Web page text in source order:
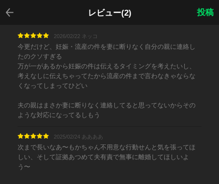
レビュー(2)
戻る
投稿
2026/02/22 ネッコ
今更だけど、妊娠・流産の件を妻に断りなく自分の親に連絡し
たのクソすぎる
万が一があるから妊娠の件は伝えるタイミングを考えたいし、
考えなしに伝えちゃってたから流産の件まで言わなきゃならな
くなってしまってひどい
夫の親はまさか妻に断りなく連絡してると思ってないからその
ような対応になってるしもう
2025/02/24 ああああ
次まで長いなあ〜もかちゃん不用意な行動せんと気を張ってほ
しい、そして証拠あつめて夫有責で無事に離婚してほしいよ
う〜